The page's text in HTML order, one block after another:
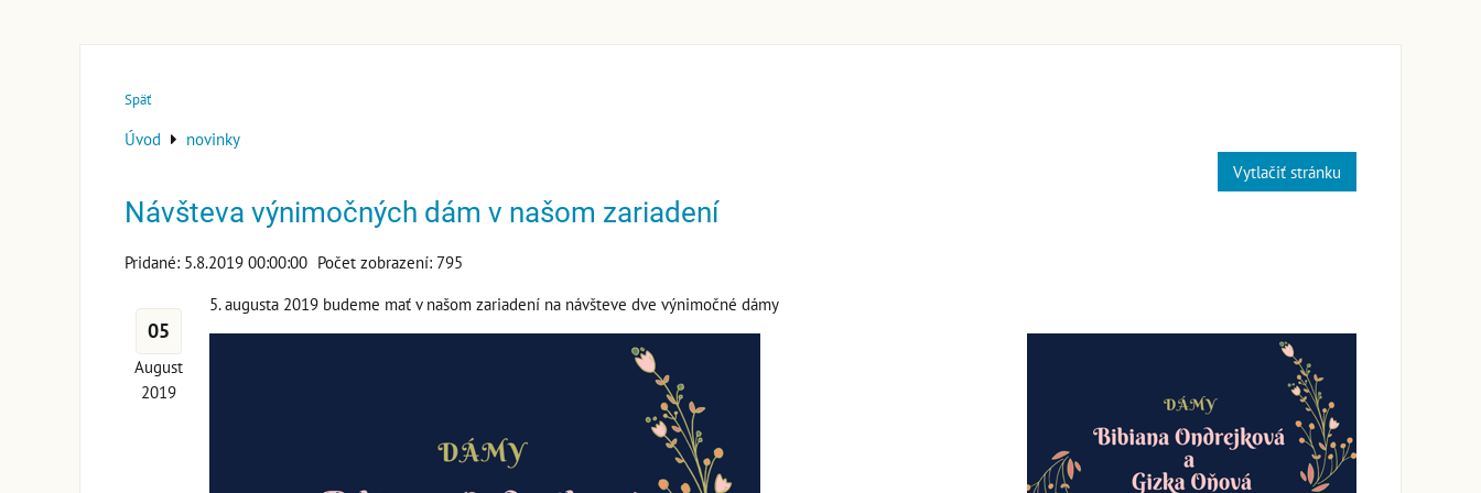
Späť
Úvod
novinky
Vytlačiť stránku
Návšteva výnimočných dám v našom zariadení
Pridané: 5.8.2019 00:00:00 Počet zobrazení: 795
05
August
2019
5. augusta 2019 budeme mať v našom zariadení na návšteve dve výnimočné dámy